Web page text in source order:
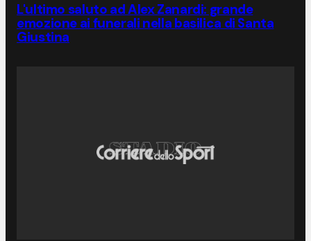
L'ultimo saluto ad Alex Zanardi: grande
emozione ai funerali nella basilica di Santa
Giustina